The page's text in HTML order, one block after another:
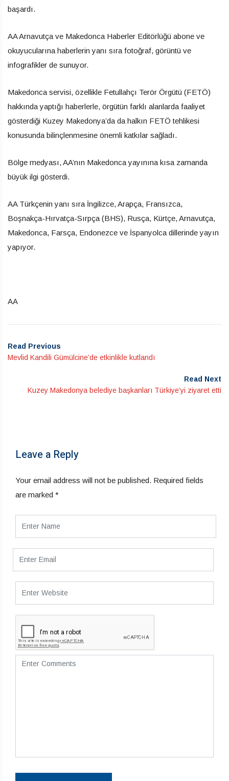
başardı.
AA Arnavutça ve Makedonca Haberler Editörlüğü abone ve
okuyucularına haberlerin yanı sıra fotoğraf, görüntü ve
infografikler de sunuyor.
Makedonca servisi, özellikle Fetullahçı Terör Örgütü (FETÖ)
hakkında yaptığı haberlerle, örgütün farklı alanlarda faaliyet
gösterdiği Kuzey Makedonya’da da halkın FETÖ tehlikesi
konusunda bilinçlenmesine önemli katkılar sağladı.
Bölge medyası, AA’nın Makedonca yayınına kısa zamanda
büyük ilgi gösterdi.
AA Türkçenin yanı sıra İngilizce, Arapça, Fransızca,
Boşnakça-Hırvatça-Sırpça (BHS), Rusça, Kürtçe, Arnavutça,
Makedonca, Farsça, Endonezce ve İspanyolca dillerinde yayın
yapıyor.
AA
Read Previous
Mevlid Kandili Gümülcine’de etkinlikle kutlandı
Read Next
Kuzey Makedonya belediye başkanları Türkiye’yi ziyaret etti
Leave a Reply
Your email address will not be published. Required fields
are marked *